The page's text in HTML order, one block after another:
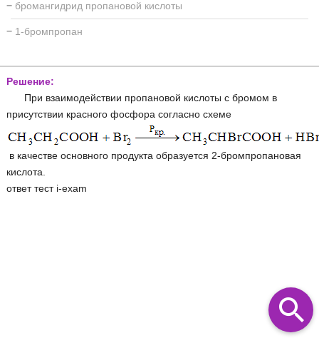
− бромангидрид пропановой кислоты
− 1-бромпропан
Решение:
При взаимодействии пропановой кислоты с бромом в
присутствии красного фосфора согласно схеме
в качестве основного продукта образуется 2-бромпропановая
кислота.
ответ тест i-exam